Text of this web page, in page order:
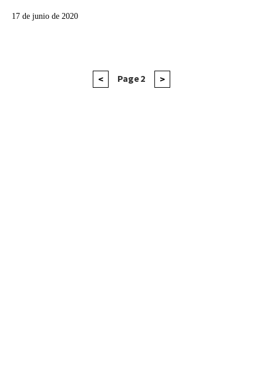
17 de junio de 2020
Previous
< Page2
Next
>